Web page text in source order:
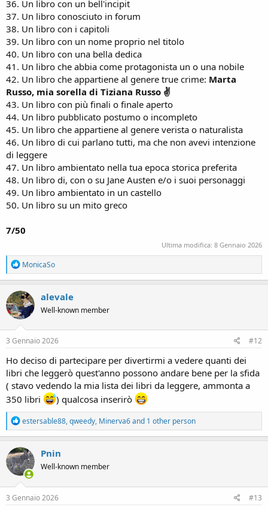
36. Un libro con un bell'incipit
37. Un libro conosciuto in forum
38. Un libro con i capitoli
39. Un libro con un nome proprio nel titolo
40. Un libro con una bella dedica
41. Un libro che abbia come protagonista un o una nobile
42. Un libro che appartiene al genere true crime: Marta
Russo, mia sorella di Tiziana Russo ✌
43. Un libro con più finali o finale aperto
44. Un libro pubblicato postumo o incompleto
45. Un libro che appartiene al genere verista o naturalista
46. Un libro di cui parlano tutti, ma che non avevi intenzione
di leggere
47. Un libro ambientato nella tua epoca storica preferita
48. Un libro di, con o su Jane Austen e/o i suoi personaggi
49. Un libro ambientato in un castello
50. Un libro su un mito greco
7/50
Ultima modifica: 8 Gennaio 2026
R
e
a
c
t
i
o
n
s
MonicaSo
alevale
Well-known member
3 Gennaio 2026 #12
Ho deciso di partecipare per divertirmi a vedere quanti dei
libri che leggerò quest'anno possono andare bene per la sfida
( stavo vedendo la mia lista dei libri da leggere, ammonta a
350 libri
) qualcosa inserirò
R
e
a
c
t
i
o
n
s
estersable88,qweedy, Minerva6and 1 other person
Pnin
Well-known member
3 Gennaio 2026 #13